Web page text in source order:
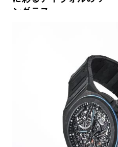
ングラス